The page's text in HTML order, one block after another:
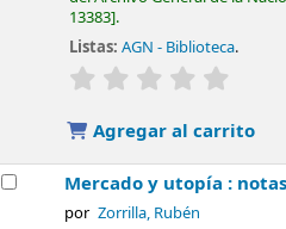
13383 .
Listas: AGN - Biblioteca.
valoración
Agregar al carrito
Mercado y utopía :
por Zorrilla, Rubén